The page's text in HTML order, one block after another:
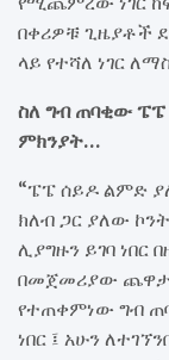
በቀሪዎቹ ጊዜያቶች
ላይ የተሻለ ነገር
ስለ ግብ ጠባቂው
ምክንያት…
“ፔፔ ሰይዶ ልምድ
ክለብ ጋር ያለው
ሊያግዙን ይገባ ነበር
በመጀመሪያው ጨዋታም
የተጠቀምነው ግብ
ነበር ፤ አሁን